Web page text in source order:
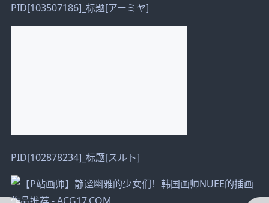
PID[103507186]_标题[アーミヤ]
PID[102878234]_标题[スルト]